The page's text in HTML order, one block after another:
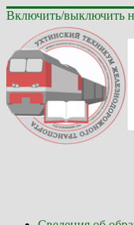
Включить/выключить